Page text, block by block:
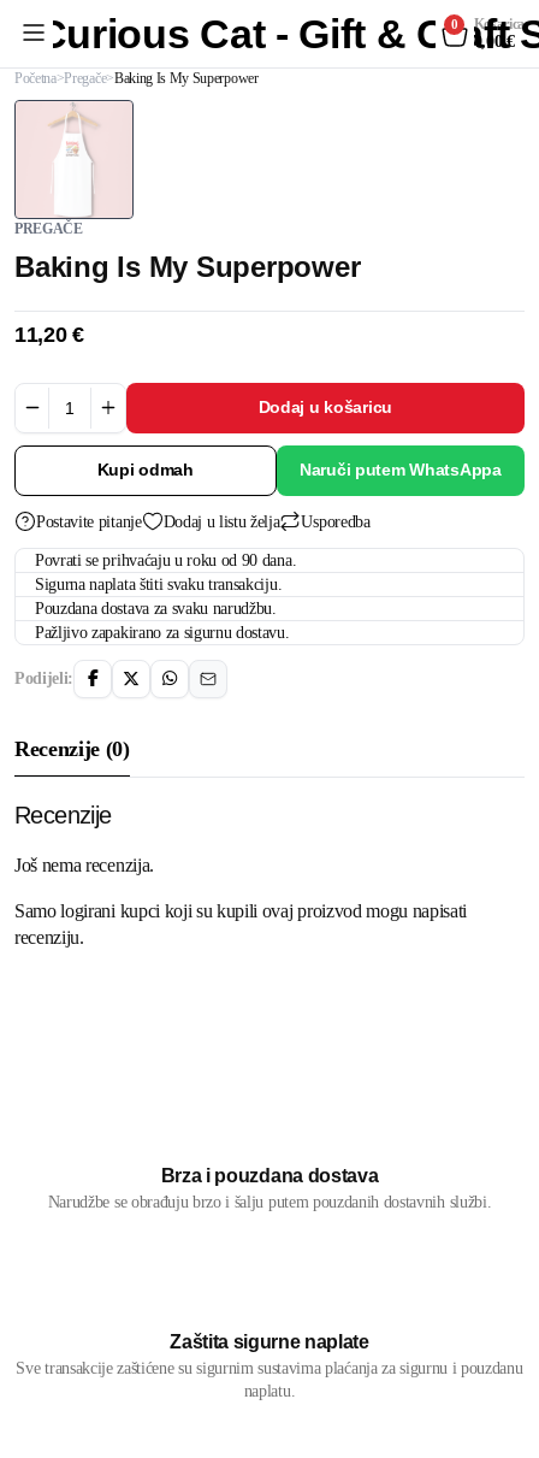
Curious Cat - Gift & Craft
0 Košarica
0,00€
Početna Pregače Baking Is My Superpower
PREGAČE
Baking Is My Superpower
11,20 €
Dodaj u košaricu
Kupi odmah Naruči putem WhatsAppa
Postavite pitanje Dodaj u listu želja Usporedba
Povrati se prihvaćaju u roku od 90 dana.
Sigurna naplata štiti svaku transakciju.
Pouzdana dostava za svaku narudžbu.
Pažljivo zapakirano za sigurnu dostavu.
Podijeli:
Recenzije (0)
Recenzije
Još nema recenzija.
Samo logirani kupci koji su kupili ovaj proizvod mogu napisati
recenziju.
Brza i pouzdana dostava
Narudžbe se obrađuju brzo i šalju putem pouzdanih dostavnih službi.
Zaštita sigurne naplate
Sve transakcije zaštićene su sigurnim sustavima plaćanja za sigurnu i pouzdanu
naplatu.